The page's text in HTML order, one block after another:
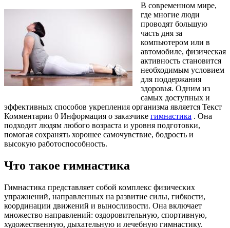
В современном мире,
где многие люди
проводят большую
часть дня за
компьютером или в
автомобиле, физическая
активность становится
необходимым условием
для поддержания
здоровья. Одним из
самых доступных и
эффективных способов укрепления организма является Текст
Комментарии 0 Информация о заказчике гимнастика . Она
подходит людям любого возраста и уровня подготовки,
помогая сохранять хорошее самочувствие, бодрость и
высокую работоспособность.
Что такое гимнастика
Гимнастика представляет собой комплекс физических
упражнений, направленных на развитие силы, гибкости,
координации движений и выносливости. Она включает
множество направлений: оздоровительную, спортивную,
художественную, дыхательную и лечебную гимнастику.